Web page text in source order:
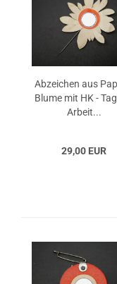
Abzeichen aus
Blume mit HK -
Arbeit...
29,00 EUR